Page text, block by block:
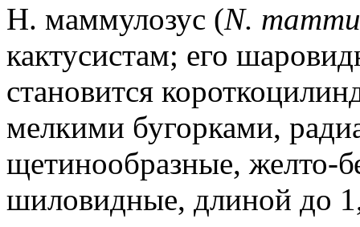
Н. маммулозус (N.
кактусистам; его
становится
мелкими бугорками,
щетинообразные, желто-
шиловидные, длиной до